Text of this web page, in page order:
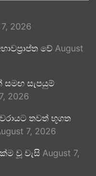
2026
වේ August
සැපයුම්
2026
තවත් භූගත
7, 2026
වූ වැසි August 7,